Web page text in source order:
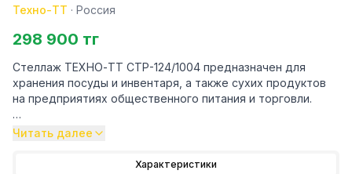
Техно-ТТ · Россия
298 900 тг
Стеллаж ТЕХНО-ТТ СТР-124/1004 предназначен для
хранения посуды и инвентаря, а также сухих продуктов
на предприятиях общественного питания и торговли.
Особенности:
— Стеллаж технологический разборный
Читать далее
Характеристики